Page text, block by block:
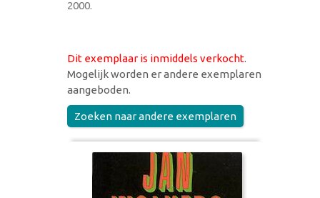
2000.
Dit exemplaar is inmiddels verkocht.
Mogelijk worden er andere exemplaren
aangeboden.
Zoeken naar andere exemplaren